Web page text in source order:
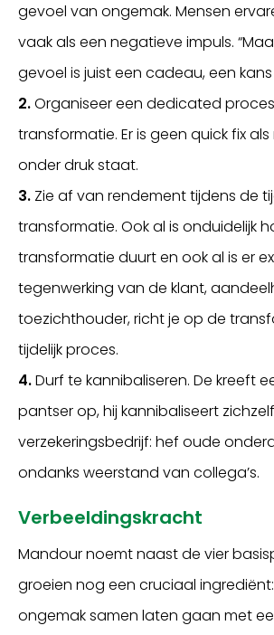
gevoel van ongemak. Mensen
vaak als een negatieve impuls.
gevoel is juist een cadeau, een
2.Organiseer een dedicated
transformatie. Er is geen quick fix
onder druk staat.
3. Zie af van rendement tijdens de
transformatie. Ook al is onduidelijk
transformatie duurt en ook al is er
tegenwerking van de klant,
toezichthouder, richt je op de
tijdelijk proces.
4.Durf te kannibaliseren. De kreeft
pantser op, hij kannibaliseert
verzekeringsbedrijf: hef oude
ondanks weerstand van collega’s.
Verbeeldingskracht
Mandour noemt naast de vier
groeien nog een cruciaal
ongemak samen laten gaan met